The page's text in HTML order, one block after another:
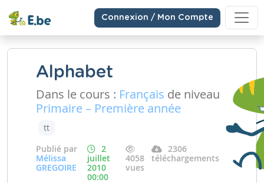
Connexion / Mon Compte
Alphabet
Dans le cours : Français de niveau
Primaire – Première année
tt
Publié par
Mélissa
GREGOIRE
2
juillet
2010
00:00
4058
vues
2306
téléchargements